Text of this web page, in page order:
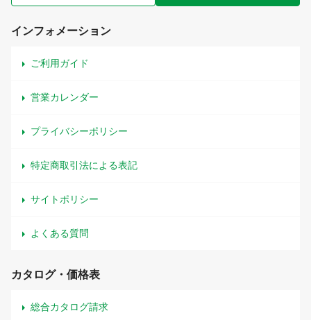
インフォメーション
ご利用ガイド
営業カレンダー
プライバシーポリシー
特定商取引法による表記
サイトポリシー
よくある質問
カタログ・価格表
総合カタログ請求